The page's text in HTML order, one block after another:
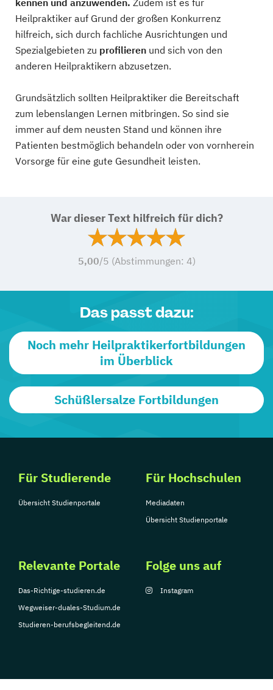
kennen und anzuwenden. Zudem ist es für
Heilpraktiker auf Grund der großen Konkurrenz
hilfreich, sich durch fachliche Ausrichtungen und
Spezialgebieten zu profilieren und sich von den
anderen Heilpraktikern abzusetzen.
Grundsätzlich sollten Heilpraktiker die Bereitschaft
zum lebenslangen Lernen mitbringen. So sind sie
immer auf dem neusten Stand und können ihre
Patienten bestmöglich behandeln oder von vornherein
Vorsorge für eine gute Gesundheit leisten.
War dieser Text hilfreich für dich?
5,00/5 (Abstimmungen: 4)
Das passt dazu:
Noch mehr Heilpraktikerfortbildungen
im Überblick
Schüßlersalze Fortbildungen
Für Studierende
Übersicht Studienportale
Für Hochschulen
Mediadaten
Übersicht Studienportale
Relevante Portale
Das-Richtige-studieren.de
Wegweiser-duales-Studium.de
Studieren-berufsbegleitend.de
Folge uns auf
Instagram